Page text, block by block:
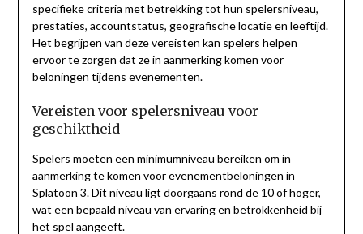
specifieke criteria met betrekking tot hun spelersniveau,
prestaties, accountstatus, geografische locatie en leeftijd.
Het begrijpen van deze vereisten kan spelers helpen
ervoor te zorgen dat ze in aanmerking komen voor
beloningen tijdens evenementen.
Vereisten voor spelersniveau voor
geschiktheid
Spelers moeten een minimumniveau bereiken om in
aanmerking te komen voor evenementbeloningen in
Splatoon 3. Dit niveau ligt doorgaans rond de 10 of hoger,
wat een bepaald niveau van ervaring en betrokkenheid bij
het spel aangeeft.